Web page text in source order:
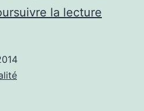
la lecture